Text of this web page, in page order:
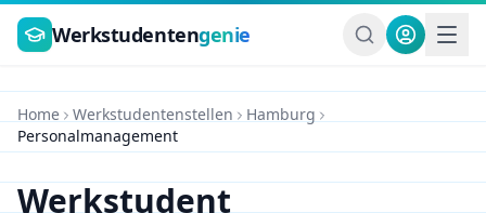
Zum Hauptinhalt springen
Werkstudentengenie
Home Werkstudentenstellen
Hamburg
Personalmanagement
Werkstudent